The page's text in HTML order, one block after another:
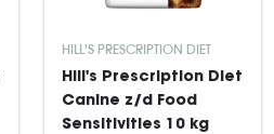
HILL'S PRESCRIPTION DIET
Hill's Prescription Diet
Canine z/d Food
Sensitivities 10 kg